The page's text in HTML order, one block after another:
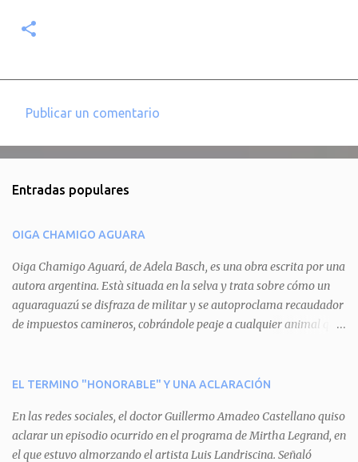
e
t
a
r
i
o
Publicar un comentario
Entradas populares
OIGA CHAMIGO AGUARA
Oiga Chamigo Aguará, de Adela Basch, es una obra escrita por una
autora argentina. Està situada en la selva y trata sobre cómo un
aguaraguazú se disfraza de militar y se autoproclama recaudador
de impuestos camineros, cobrándole peaje a cualquier animal que
aguará le provoca. De igual manera pasa con Tatú, el armadillo.
del aguará y pasa sin pagar. Por último, Tui, la cotorra, deja
expuesta la mentira del aguará y arenga a los otros tres
personajes a unirse para enfrentarlo. Finalmente, terminan por
EL TERMINO "HONORABLE" Y UNA ACLARACIÓN
En las redes sociales, el doctor Guillermo Amadeo Castellano quiso
aclarar un episodio ocurrido en el programa de Mirtha Legrand, en
el que estuvo almorzando el artista Luis Landriscina. Señaló